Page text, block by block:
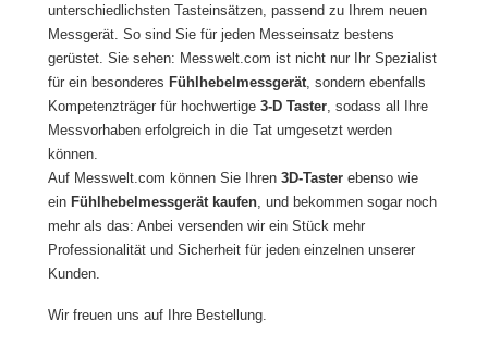
unterschiedlichsten Tasteinsätzen, passend zu Ihrem neuen
Messgerät. So sind Sie für jeden Messeinsatz bestens
gerüstet. Sie sehen: Messwelt.com ist nicht nur Ihr Spezialist
für ein besonderes Fühlhebelmessgerät , sondern ebenfalls
Kompetenzträger für hochwertige 3-D Taster , sodass all Ihre
Messvorhaben erfolgreich in die Tat umgesetzt werden
können.
Auf Messwelt.com können Sie Ihren 3D-Taster ebenso wie
ein Fühlhebelmessgerät kaufen , und bekommen sogar noch
mehr als das: Anbei versenden wir ein Stück mehr
Professionalität und Sicherheit für jeden einzelnen unserer
Kunden.
Wir freuen uns auf Ihre Bestellung.